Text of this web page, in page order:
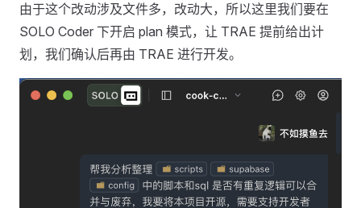
由于这个改动涉及文件多，改动大，所以这里我们要在
SOLO Coder 下开启 plan 模式，让 TRAE 提前给出计
划，我们确认后再由 TRAE 进行开发。